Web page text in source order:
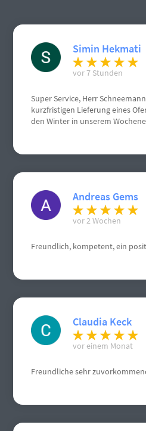
Simin Hekmati
vor 7 Stunden
Super Service, Herr
kurzfristigen Lieferung eines
den Winter in unserem
Andreas Gems
vor 2 Wochen
Freundlich, kompetent, ein
Claudia Keck
vor einem Monat
Freundliche sehr